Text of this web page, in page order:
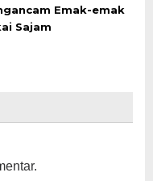
Emak-emak
Sajam